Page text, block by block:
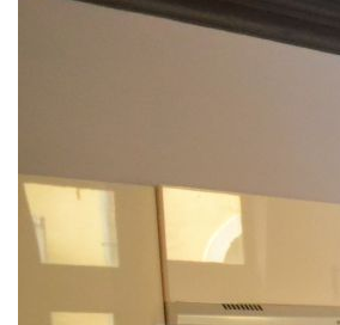
Description
Réf : PHT-STEPVRE
Nancy T2 MEUBLE PROCHE FAC